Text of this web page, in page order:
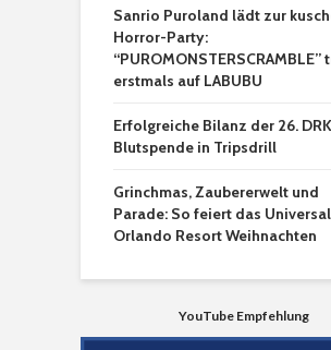
Sanrio Puroland lädt zur
Horror-Party:
erstmals auf LABUBU
Erfolgreiche Bilanz der 26.
Blutspende in Tripsdrill
Grinchmas, Zaubererwelt und
Parade: So feiert das Universal
Orlando Resort Weihnachten
YouTube Empfehlung